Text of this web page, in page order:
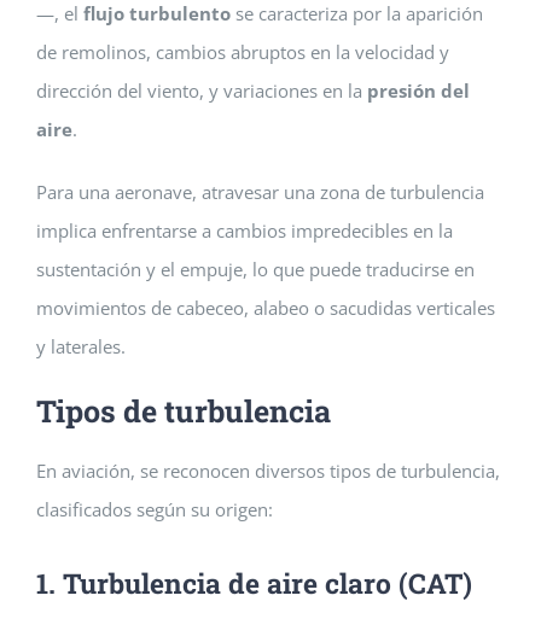
—, el flujo turbulentose caracteriza por la aparición
de remolinos, cambios abruptos en la velocidad y
dirección del viento, y variaciones en la presión del
aire.
Para una aeronave, atravesar una zona de turbulencia
implica enfrentarse a cambios impredecibles en la
sustentación y el empuje, lo que puede traducirse en
movimientos de cabeceo, alabeo o sacudidas verticales
y laterales.
Tipos de turbulencia
En aviación, se reconocen diversos tipos de turbulencia,
clasificados según su origen:
1. Turbulencia de aire claro (CAT)